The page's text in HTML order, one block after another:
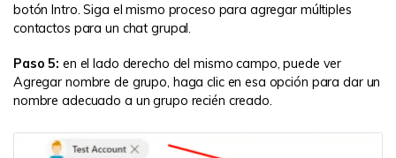
botón Intro. Siga el mismo proceso para agregar múltiples
contactos para un chat grupal.
Paso 5: en el lado derecho del mismo campo, puede ver
Agregar nombre de grupo, haga clic en esa opción para dar un
nombre adecuado a un grupo recién creado.